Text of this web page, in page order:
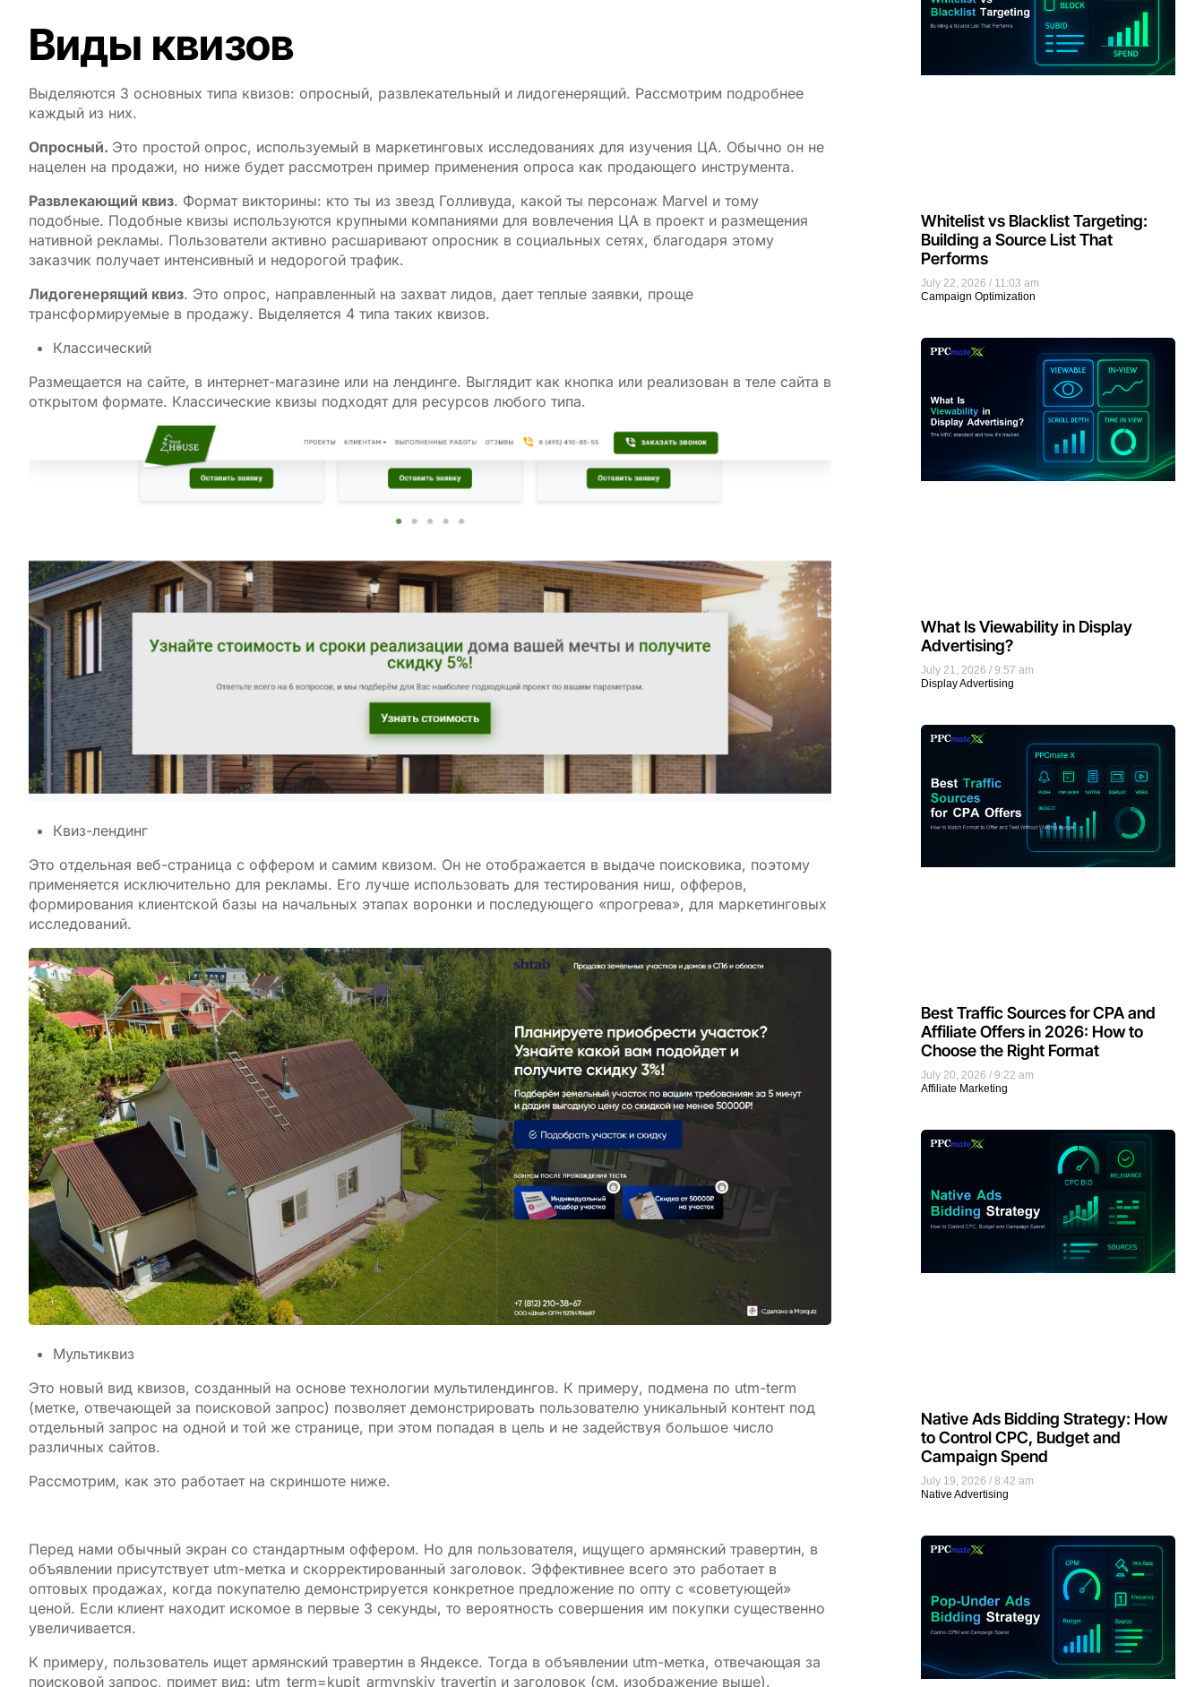
Виды квизов
Выделяются 3 основных типа квизов: опросный, развлекательный и лидогенерящий. Рассмотрим подробнее
каждый из них.
Опросный. Это простой опрос, используемый в маркетинговых исследованиях для изучения ЦА. Обычно он не
нацелен на продажи, но ниже будет рассмотрен пример применения опроса как продающего инструмента.
Развлекающий квиз. Формат викторины: кто ты из звезд Голливуда, какой ты персонаж Marvel и тому
подобные. Подобные квизы используются крупными компаниями для вовлечения ЦА в проект и размещения
нативной рекламы. Пользователи активно расшаривают опросник в социальных сетях, благодаря этому
заказчик получает интенсивный и недорогой трафик.
Лидогенерящий квиз. Это опрос, направленный на захват лидов, дает теплые заявки, проще
трансформируемые в продажу. Выделяется 4 типа таких квизов.
Классический
Размещается на сайте, в интернет-магазине или на лендинге. Выглядит как кнопка или реализован в теле сайта в
открытом формате. Классические квизы подходят для ресурсов любого типа.
Квиз-лендинг
Это отдельная веб-страница с оффером и самим квизом. Он не отображается в выдаче поисковика, поэтому
применяется исключительно для рекламы. Его лучше использовать для тестирования ниш, офферов,
формирования клиентской базы на начальных этапах воронки и последующего «прогрева», для маркетинговых
исследований.
Мультиквиз
Это новый вид квизов, созданный на основе технологии мультилендингов. К примеру, подмена по utm-term
(метке, отвечающей за поисковой запрос) позволяет демонстрировать пользователю уникальный контент под
отдельный запрос на одной и той же странице, при этом попадая в цель и не задействуя большое число
различных сайтов.
Рассмотрим, как это работает на скриншоте ниже.
Перед нами обычный экран со стандартным оффером. Но для пользователя, ищущего армянский травертин, в
объявлении присутствует utm-метка и скорректированный заголовок. Эффективнее всего это работает в
оптовых продажах, когда покупателю демонстрируется конкретное предложение по опту с «советующей»
ценой. Если клиент находит искомое в первые 3 секунды, то вероятность совершения им покупки существенно
увеличивается.
К примеру, пользователь ищет армянский травертин в Яндексе. Тогда в объявлении utm-метка, отвечающая за
поисковой запрос, примет вид: utm_term=kupit_armynskiy_travertin и заголовок (см. изображение выше).
July 22, 2026
11:03 am
Campaign Optimization
Whitelist vs Blacklist Targeting:
Building a Source List That
Performs
July 21, 2026
9:57 am
Display Advertising
What Is Viewability in Display
Advertising?
July 20, 2026
9:22 am
Affiliate Marketing
Best Traffic Sources for CPA and
Affiliate Offers in 2026: How to
Choose the Right Format
July 19, 2026
8:42 am
Native Advertising
Native Ads Bidding Strategy: How
to Control CPC, Budget and
Campaign Spend